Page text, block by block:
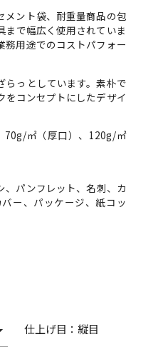
メント袋、耐重量商品の包
まで幅広く使用されていま
務用途でのコストパフォー
らっとしています。素朴で
をコンセプトにしたデザイ
70g/㎡（厚口）、120g/㎡
、パンフレット、名刺、カ
ー、パッケージ、紙コッ
仕上げ目： 縦目